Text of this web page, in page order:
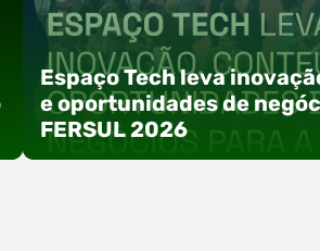
Espaço Tech leva
e oportunidades de
FERSUL 2026